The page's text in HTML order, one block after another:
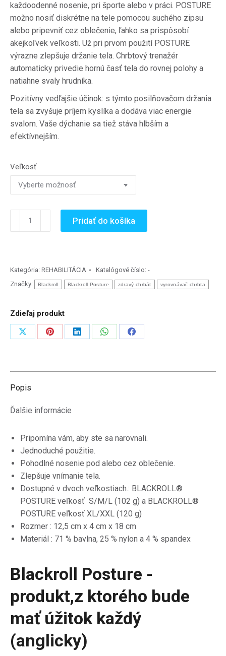
každoodenné nosenie, pri športe alebo v práci. POSTURE
možno nosiť diskrétne na tele pomocou suchého zipsu
alebo pripevniť cez oblečenie, ľahko sa prispôsobí
akejkoľvek veľkosti. Už pri prvom použití POSTURE
výrazne zlepšuje držanie tela. Chrbtový trenažér
automaticky privedie hornú časť tela do rovnej polohy a
natiahne svaly hrudníka.
Pozitívny vedľajšie účinok: s týmto posilňovačom držania
tela sa zvyšuje príjem kyslíka a dodáva viac energie
svalom. Vaše dýchanie sa tiež stáva hlbším a
efektívnejším.
Veľkosť
množstvo
rovný
Pridať do košíka
Kategória: REHABILITÁCIA Katalógové číslo: -
Značky:
Blackroll Blackroll Posture zdravý chrbát vyrovnávač chrbta
Zdieľaj produkt
ZdieľaťZdieľaťZdieľaťZdieľaťZdieľať
Popis
Ďalšie informácie
Pripomína vám, aby ste sa narovnali.
Jednoduché použitie.
Pohodlné nosenie pod alebo cez oblečenie.
Zlepšuje vnímanie tela.
Dostupné v dvoch veľkostiach.: BLACKROLL®
POSTURE veľkosť S/M/L (102 g) a BLACKROLL®
POSTURE veľkosť XL/XXL (120 g)
Rozmer : 12,5 cm x 4 cm x 18 cm
Materiál : 71 % bavlna, 25 % nylon a 4 % spandex
Blackroll Posture -
produkt,z ktorého bude
mať úžitok každý
(anglicky)